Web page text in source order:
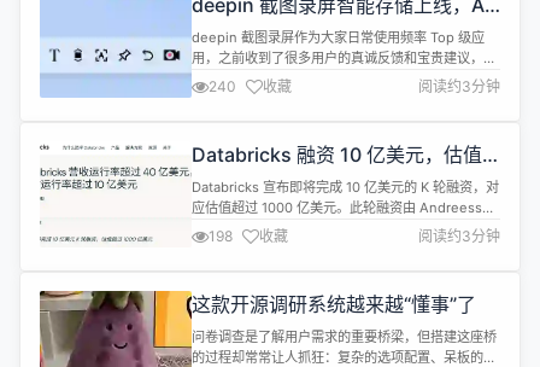
⽤户以任意格式提供⽂本上下⽂，从⽽获得定制化...
deepin 截图录屏智能存储上线，AI
大招在路上
deepin 截图录屏作为大家日常使用频率 Top 级应
用，之前收到了很多用户的真诚反馈和宝贵建议，感
谢大家的积极参与和建言献策。 目前，随着 deepin
25.0.7 版本的更新，deepin 截图录屏新功能也上线
啦！本文将为大家详细介绍本次更新的具体内容，并
一起来看看吧。 新增功能：智能区分存储方式...
240 收藏 阅读约3分钟
Databricks 融资 10 亿美元，估值
超 1000 亿美元
Databricks 宣布即将完成 10 亿美元的 K 轮融资，对
应估值超过 1000 亿美元。此轮融资由 Andreessen
Horowitz、Insight Partners、MGX、Thrive
Capital 和 WCM Investment Management 共同
领投。 Databricks 表示，将利用这笔新资金加速其
198 收藏 阅读约3分钟
这款开源调研系统越来越“懂事”了
问卷调查是了解用户需求的重要桥梁，但搭建这座桥
的过程却常常让人抓狂：复杂的选项配置、呆板的界